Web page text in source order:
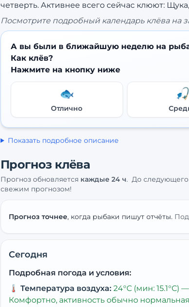
четверть. Активнее всего сейчас клюют:
Посмотрите подробный календарь клёва на
А вы были в ближайшую неделю на
Как клёв?
Нажмите на кнопку ниже
🐟
Отлично
🎣
Показать подробное описание
Прогноз клёва
Прогноз обновляется каждые 24 ч. До
свежим прогнозом!
Прогноз точнее, когда рыбаки пишут отчёты.
Сегодня
Подробная погода и условия:
🌡️ Температура воздуха: 24°C (мин: 15.1°C) —
Комфортно, активность обычно нормальная